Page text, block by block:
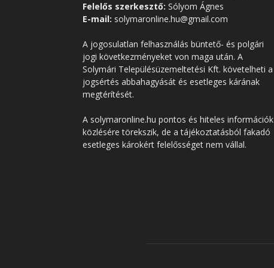
Felelős szerkesztő: Sólyom Ágnes
E-mail: solymaronline.hu@gmail.com
A jogosulatlan felhasználás büntető- és polgári
jogi következményeket von maga után. A
Solymári Településüzemeltetési Kft. követelheti a
jogsértés abbahagyását és esetleges kárának
megtérítését.
A solymaronline.hu pontos és hiteles információk
közlésére törekszik, de a tájékoztatásból fakadó
esetleges károkért felelősséget nem vállal.